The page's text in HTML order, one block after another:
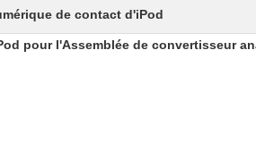
de contact d'iPod
pour l'Assemblée de convertisseur